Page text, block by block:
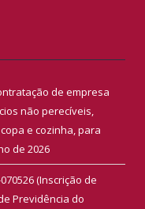
de empresa
não perecíveis,
e cozinha, para
de 2026
070526 (Inscrição de
Previdência do